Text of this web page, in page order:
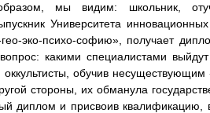
мы видим: школьник,
Университета инновационных
эко-психо-софию», получает
какими специалистами
обучив несуществующим
стороны, их обманула
диплом и присвоив квалификацию,